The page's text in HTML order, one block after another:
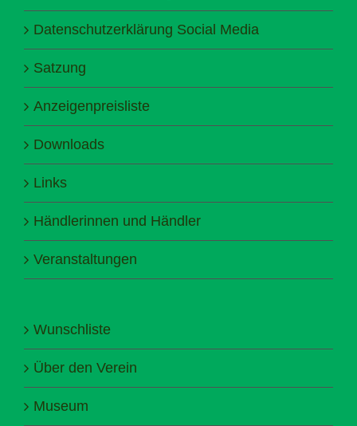
Datenschutzerklärung Social Media
Satzung
Anzeigenpreisliste
Downloads
Links
Händlerinnen und Händler
Veranstaltungen
Wunschliste
Über den Verein
Museum